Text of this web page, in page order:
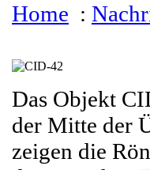
Home :
Das Objekt
der Mitte der
zeigen die